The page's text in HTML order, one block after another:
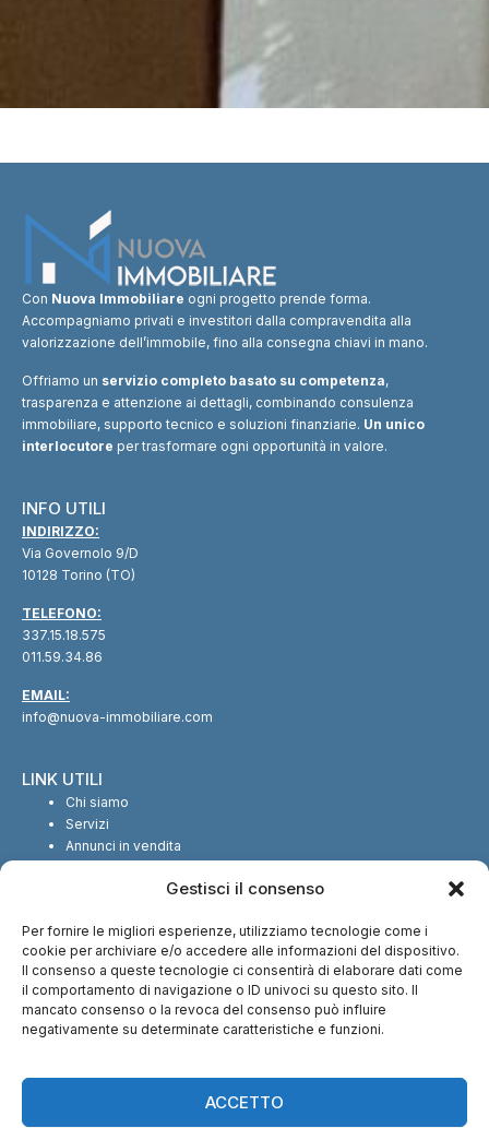
Gestisci il consenso
Per fornire le migliori esperienze, utilizziamo tecnologie come i
cookie per archiviare e/o accedere alle informazioni del dispositivo.
Il consenso a queste tecnologie ci consentirà di elaborare dati come
il comportamento di navigazione o ID univoci su questo sito. Il
mancato consenso o la revoca del consenso può influire
negativamente su determinate caratteristiche e funzioni.
ACCETTO
Con Nuova Immobiliare ogni progetto prende forma.
Accompagniamo privati e investitori dalla compravendita alla
valorizzazione dell’immobile, fino alla consegna chiavi in mano.
Offriamo un servizio completo basato su competenza,
trasparenza e attenzione ai dettagli, combinando consulenza
immobiliare, supporto tecnico e soluzioni finanziarie. Un unico
interlocutore per trasformare ogni opportunità in valore.
INFO UTILI
INDIRIZZO:
Via Governolo 9/D
10128 Torino (TO)
TELEFONO:
337.15.18.575
011.59.34.86
EMAIL:
info@nuova-immobiliare.com
LINK UTILI
Chi siamo
Servizi
Annunci in vendita
SEGUICI SUI SOCIAL
CI TROVI ANCHE SU: